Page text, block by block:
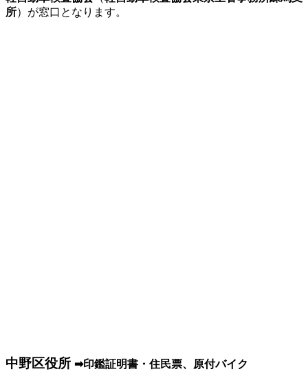
所）が窓口となります。
中野区役所 ➡印鑑証明書・住民票、原付バイク